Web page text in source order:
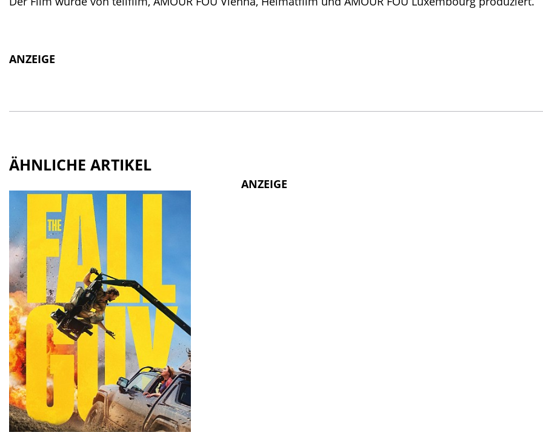
ANZEIGE
ÄHNLICHE ARTIKEL
ANZEIGE